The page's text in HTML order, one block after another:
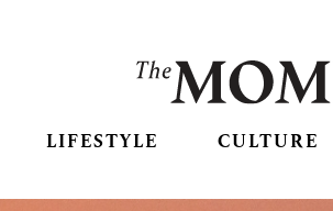
LIFESTYLE CULTURE